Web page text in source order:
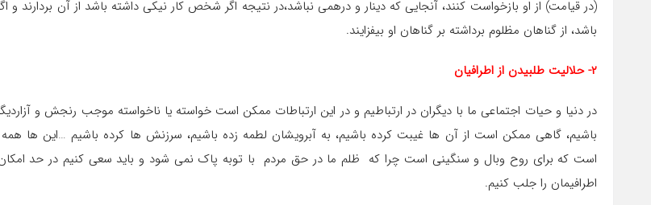
(در قیامت) از او بازخواست کنند، آنجایى که دینار و درهمى نباشد،در نتیجه اگر شخص کار نیکى داشته باشد از آن بردارند و
باشد، از گناهان مظلوم برداشته بر گناهان او بیفزایند.
۲- حلالیت طلبیدن از اطرافیان
در دنیا و حیات اجتماعی ما با دیگران در ارتباطیم و در این ارتباطات ممکن است خواسته یا ناخواسته موجب رنجش و
باشیم، گاهی ممکن است از آن ها غیبت کرده باشیم، به آبرویشان لطمه زده باشیم، سرزنش ها کرده باشیم …این ها همه
است که برای روح وبال و سنگینی است چرا که ظلم ما در حق مردم با توبه پاک نمی شود و باید سعی کنیم در حد
اطرافیمان را جلب کنیم.